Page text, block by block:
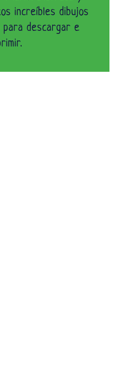
increíbles dibujos
descargar e